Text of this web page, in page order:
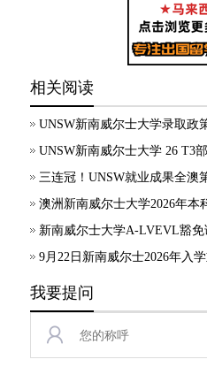
相关阅读
UNSW新南威尔士大学录取政
UNSW新南威尔士大学 26 T3
三连冠！UNSW就业成果全澳
澳洲新南威尔士大学2026年
新南威尔士大学A-LVEVL豁
9月22日新南威尔士2026年入
我要提问